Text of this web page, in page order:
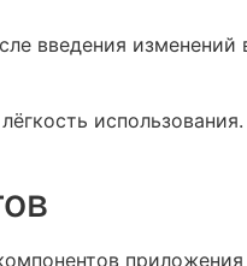
введения